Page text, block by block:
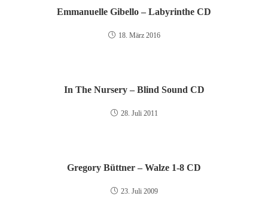
Emmanuelle Gibello – Labyrinthe CD
18. März 2016
In The Nursery – Blind Sound CD
28. Juli 2011
Gregory Büttner – Walze 1-8 CD
23. Juli 2009